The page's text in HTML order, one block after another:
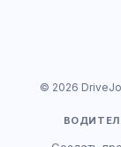
© 2026